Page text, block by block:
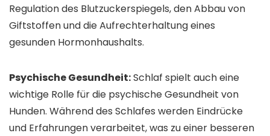
Regulation des Blutzuckerspiegels, den Abbau von
Giftstoffen und die Aufrechterhaltung eines
gesunden Hormonhaushalts.
Psychische Gesundheit:Schlaf spielt auch eine
wichtige Rolle für die psychische Gesundheit von
Hunden. Während des Schlafes werden Eindrücke
und Erfahrungen verarbeitet, was zu einer besseren